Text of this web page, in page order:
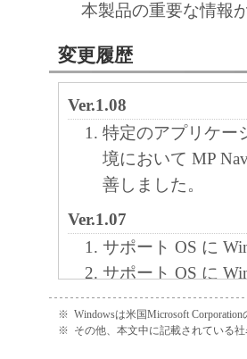
本製品の重要な情報
変更履歴
Ver.1.08
特定のアプリケー
境において MP
善しました。
Ver.1.07
サポート OS に
サポート OS に
[CanoScan] コピ
れず、等倍出力さ
※ Windowsは米国Microsoft
※ その他、本文中に記載されている